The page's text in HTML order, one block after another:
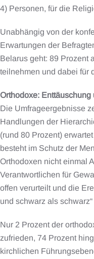
4) Personen, für die
Unabhängig von der
Erwartungen der
Belarus geht: 89 Prozent
teilnehmen und dabei für
Orthodoxe:
Die Umfrageergebnisse
Handlungen der
(rund 80 Prozent)
besteht im Schutz der
Orthodoxen nicht einmal
Verantwortlichen für
offen verurteilt und die
und schwarz als
Nur 2 Prozent der
zufrieden, 74 Prozent
kirchlichen